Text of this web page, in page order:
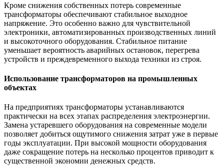
Кроме снижения собственных потерь современные
трансформаторы обеспечивают стабильное выходное
напряжение. Это особенно важно для чувствительной
электроники, автоматизированных производственных линий
и высокоточного оборудования. Стабильное питание
уменьшает вероятность аварийных остановок, перегрева
устройств и преждевременного выхода техники из строя.
Использование трансформаторов на промышленных
объектах
На предприятиях трансформаторы устанавливаются
практически на всех этапах распределения электроэнергии.
Замена устаревшего оборудования на современные модели
позволяет добиться ощутимого снижения затрат уже в первые
годы эксплуатации. При высокой мощности оборудования
даже сокращение потерь на несколько процентов приводит к
существенной экономии денежных средств.